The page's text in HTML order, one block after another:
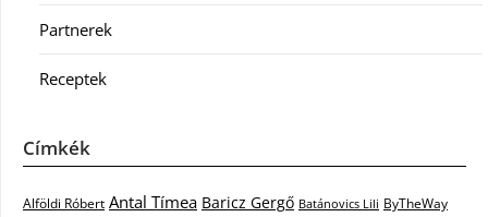
Partnerek
Receptek
Címkék
Alföldi Róbert Antal Tímea Baricz Gergő Batánovics Lili ByTheWay